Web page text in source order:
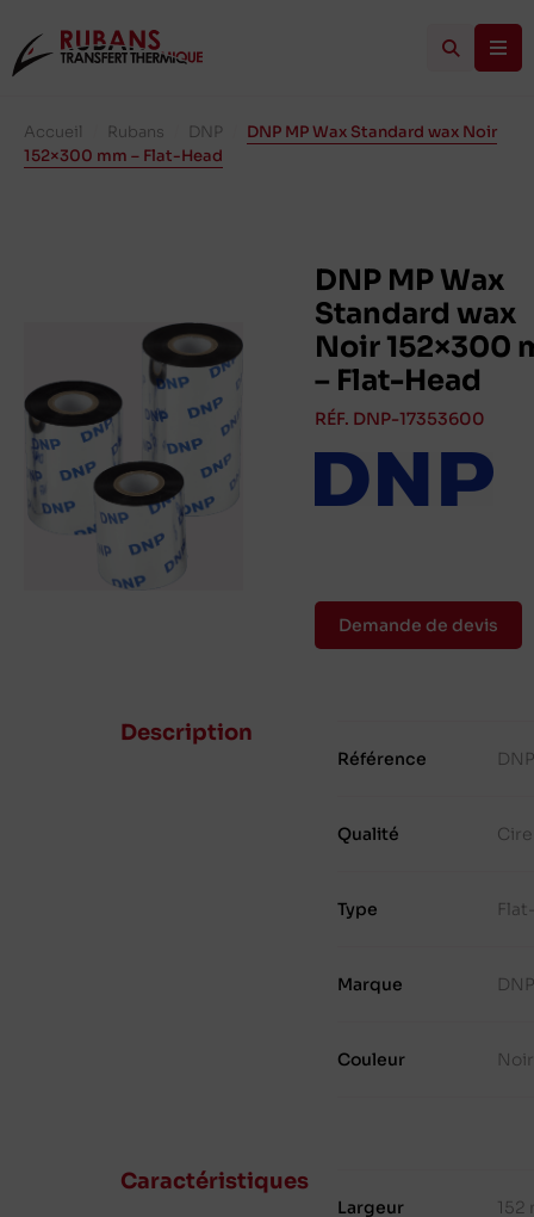
Accueil Rubans DNP
DNP MP Wax Standard wax Noir
152×300 mm – Flat-Head
DNP MP Wax
Standard wax
Noir 152×300
– Flat-Head
RÉF. DNP-17353600
Demande de devis
Description
Référence
Qualité Cire
Type
Marque
Couleur Noir
Caractéristiques
Largeur 152